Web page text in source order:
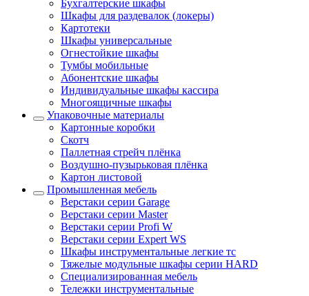
Бухгалтерские шкафы
Шкафы для раздевалок (локеры)
Картотеки
Шкафы универсальные
Огнестойкие шкафы
Тумбы мобильные
Абонентские шкафы
Индивидуальные шкафы кассира
Многоящичные шкафы
Упаковочные материалы
Картонные коробки
Скотч
Паллетная стрейч плёнка
Воздушно-пузырьковая плёнка
Картон листовой
Промышленная мебель
Верстаки серии Garage
Верстаки серии Master
Верстаки серии Profi W
Верстаки серии Expert WS
Шкафы инструментальные легкие тс
Тяжелые модульные шкафы серии HARD
Cпециализированная мебель
Тележки инструментальные